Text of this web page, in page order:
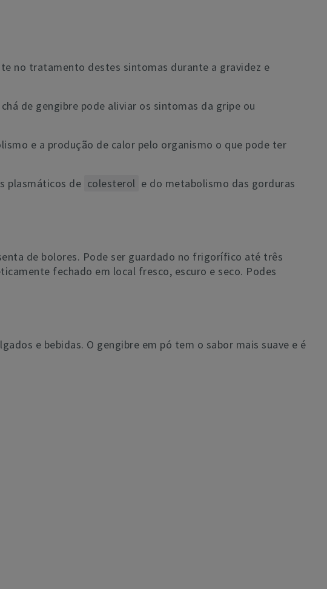
no tratamento destes sintomas durante a gravidez e
de gengibre pode aliviar os sintomas da gripe ou
e a produção de calor pelo organismo o que pode ter
plasmáticos de colesterol e do metabolismo das gorduras
de bolores. Pode ser guardado no frigorífico até três
fechado em local fresco, escuro e seco. Podes
e bebidas. O gengibre em pó tem o sabor mais suave e é